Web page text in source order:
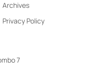
Archives
Privacy Policy
7